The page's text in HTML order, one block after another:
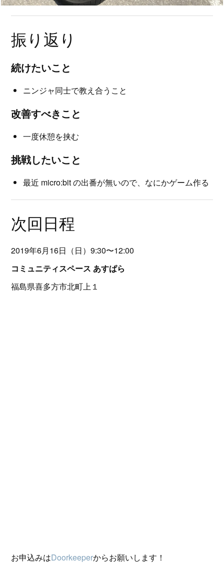
振り返り
続けたいこと
ニンジャ同士で教え合うこと
改善すべきこと
一度休憩を挟む
挑戦したいこと
最近 micro:bit の出番が無いので、なにかゲーム作る
次回日程
2019年6月16日（日）9:30〜12:00
コミュニティスペース あすぱら
福島県喜多方市北町上１
お申込みはDoorkeeperからお願いします！